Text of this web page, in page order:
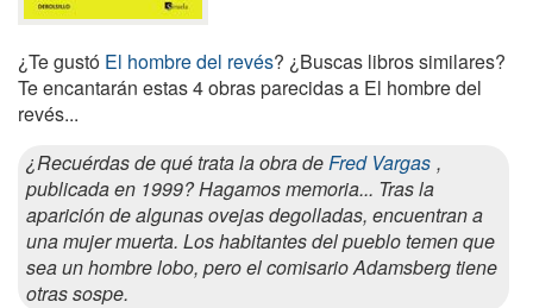
¿Te gustó El hombre del revés? ¿Buscas libros similares?
Te encantarán estas 4 obras parecidas a El hombre del
revés...
¿Recuérdas de qué trata la obra deFred Vargas ,
publicada en 1999? Hagamos memoria... Tras la
aparición de algunas ovejas degolladas, encuentran a
una mujer muerta. Los habitantes del pueblo temen que
sea un hombre lobo, pero el comisario Adamsberg tiene
otras sospe.